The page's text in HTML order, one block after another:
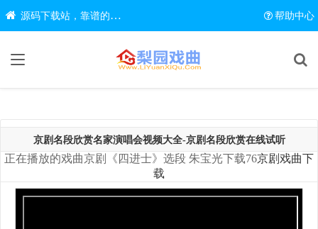
源码下载站，靠谱的源码在线下载网站 帮助中心
京剧名段欣赏名家演唱会视频大全-京剧名段欣赏在线试听
正在播放的戏曲京剧《四进士》选段 朱宝光下载76京剧戏曲下
载